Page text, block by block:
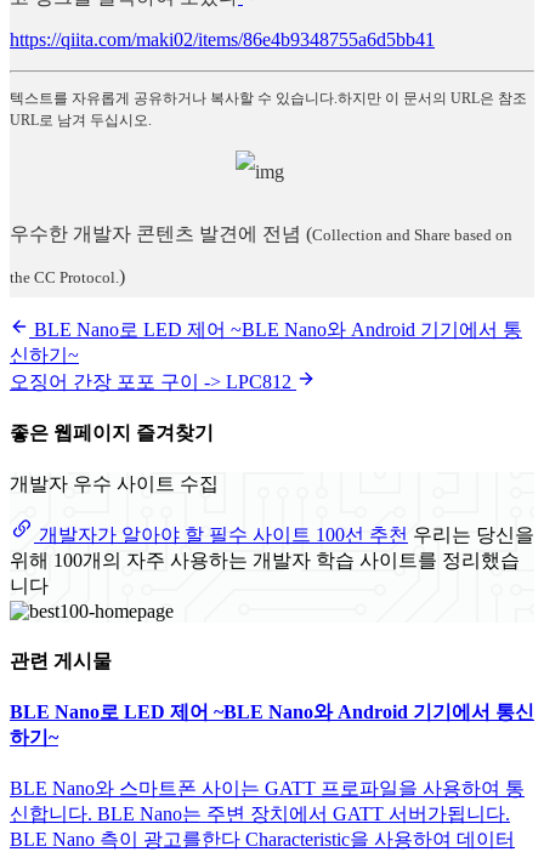
https://qiita.com/maki02/items/86e4b9348755a6d5bb41
텍스트를 자유롭게 공유하거나 복사할 수 있습니다.하지만 이 문서의 URL은 참조
URL로 남겨 두십시오.
우수한 개발자 콘텐츠 발견에 전념 (Collection and Share based on
the CC Protocol. )
BLE Nano로 LED 제어 ~BLE Nano와 Android 기기에서 통
신하기~
오징어 간장 포포 구이 -> LPC812
좋은 웹페이지 즐겨찾기
개발자 우수 사이트 수집
개발자가 알아야 할 필수 사이트 100선 추천 우리는 당신을
위해 100개의 자주 사용하는 개발자 학습 사이트를 정리했습
니다
관련 게시물
BLE Nano로 LED 제어 ~BLE Nano와 Android 기기에서 통신
하기~
BLE Nano와 스마트폰 사이는 GATT 프로파일을 사용하여 통
신합니다. BLE Nano는 주변 장치에서 GATT 서버가됩니다.
BLE Nano 측이 광고를한다 Characteristic을 사용하여 데이터